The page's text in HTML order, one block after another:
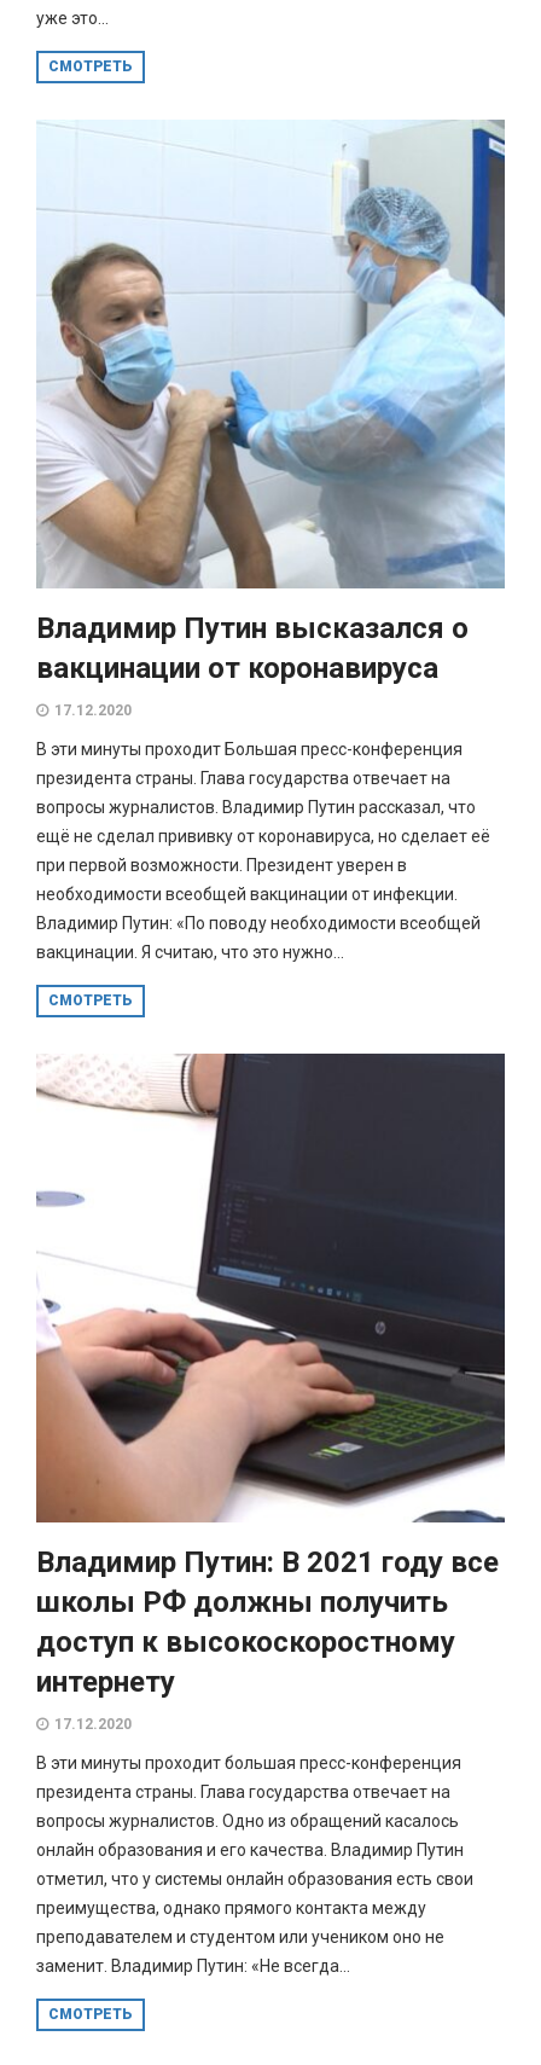
уже это...
СМОТРЕТЬ
Владимир Путин высказался о
вакцинации от коронавируса
17.12.2020
В эти минуты проходит Большая пресс-конференция
президента страны. Глава государства отвечает на
вопросы журналистов. Владимир Путин рассказал, что
ещё не сделал прививку от коронавируса, но сделает её
при первой возможности. Президент уверен в
необходимости всеобщей вакцинации от инфекции.
Владимир Путин: «По поводу необходимости всеобщей
вакцинации. Я считаю, что это нужно...
СМОТРЕТЬ
Владимир Путин: В 2021 году все
школы РФ должны получить
доступ к высокоскоростному
интернету
17.12.2020
В эти минуты проходит большая пресс-конференция
президента страны. Глава государства отвечает на
вопросы журналистов. Одно из обращений касалось
онлайн образования и его качества. Владимир Путин
отметил, что у системы онлайн образования есть свои
преимущества, однако прямого контакта между
преподавателем и студентом или учеником оно не
заменит. Владимир Путин: «Не всегда...
СМОТРЕТЬ